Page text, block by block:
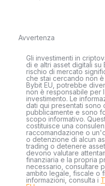
Avvertenza
Gli investimenti in
di e altri asset digitali su
rischio di mercato
che stai cercando non
Bybit EU, potrebbe
non è responsabile per
investimento. Le
dati qui presentati sono
pubblicamente e sono
scopo informativo.
costituisce una
raccomandazione o
o detenzione di alcun
trading o detenere
devono valutare
finanziaria e la propria
necessario, consultare
ambito legale, fiscale o
informazioni, consulta i